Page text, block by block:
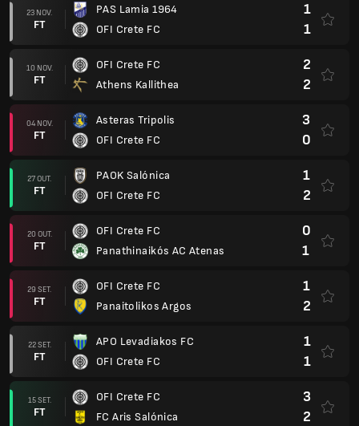
23 NOV.
FT
PAS Lamia 1964
OFI Crete FC
1
1
10 NOV.
FT
OFI Crete FC
Athens Kallithea
2
2
04 NOV.
FT
Asteras Tripolis
OFI Crete FC
3
0
27 OUT.
FT
PAOK Salónica
OFI Crete FC
1
2
20 OUT.
FT
OFI Crete FC
Panathinaikós AC Atenas
0
1
29 SET.
FT
OFI Crete FC
Panaitolikos Argos
1
2
22 SET.
FT
APO Levadiakos FC
OFI Crete FC
1
1
15 SET.
FT
OFI Crete FC
FC Aris Salónica
3
2